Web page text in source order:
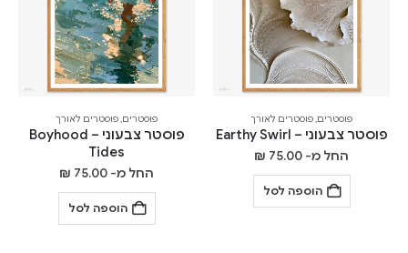
פוסטרים,פוסטרים לאורך
פוסטר צבעוני – Earthy Swirl
החל מ- ₪ 75.00
הוספה לסל
פוסטרים,פוסטרים לאורך
פוסטר צבעוני – Boyhood
Tides
החל מ- ₪ 75.00
הוספה לסל